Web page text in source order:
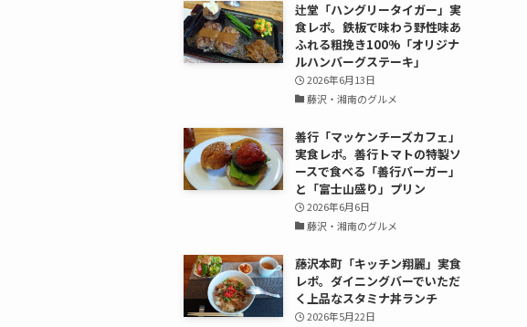
辻堂「ハングリータイガー」実
食レポ。鉄板で味わう野性味あ
ふれる粗挽き100%「オリジナ
ルハンバーグステーキ」
2026年6月13日
藤沢・湘南のグルメ
善行「マッケンチーズカフェ」
実食レポ。善行トマトの特製ソ
ースで食べる「善行バーガー」
と「富士山盛り」プリン
2026年6月6日
藤沢・湘南のグルメ
藤沢本町「キッチン翔麗」実食
レポ。ダイニングバーでいただ
く上品なスタミナ丼ランチ
2026年5月22日